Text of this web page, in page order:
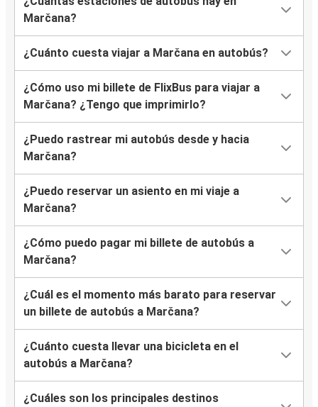
Marčana?
¿Cuánto cuesta viajar a Marčana en autobús?
¿Cómo uso mi billete de FlixBus para viajar a
Marčana? ¿Tengo que imprimirlo?
¿Puedo rastrear mi autobús desde y hacia
Marčana?
¿Puedo reservar un asiento en mi viaje a
Marčana?
¿Cómo puedo pagar mi billete de autobús a
Marčana?
¿Cuál es el momento más barato para reservar
un billete de autobús a Marčana?
¿Cuánto cuesta llevar una bicicleta en el
autobús a Marčana?
¿Cuáles son los principales destinos